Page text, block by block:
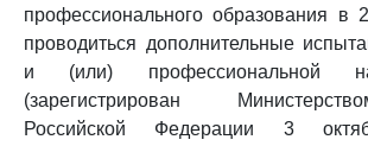
профессионального образования в
проводиться дополнительные
и (или) профессиональной
(зарегистрирован
Российской Федерации 3